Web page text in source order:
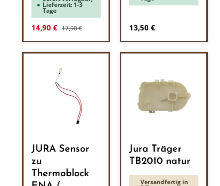
Lieferzeit: 1-3
Tage
Verkaufspreis:
14,90 € Regulärer Preis:
17,90 € Regulärer Preis:
13,50 €
JURA Sensor
zu
Thermoblock
Jura Träger
TB2010 natur
Versandfertig in